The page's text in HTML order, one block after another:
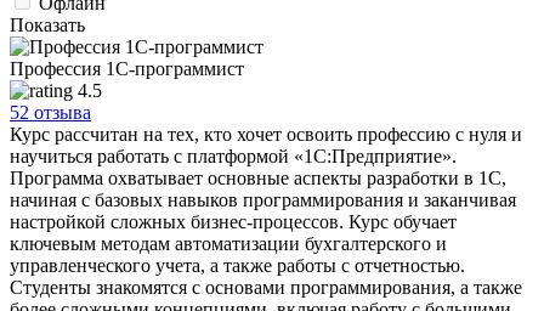
Показать
Профессия 1С-программист
4.5
52 отзыва
Курс рассчитан на тех, кто хочет освоить профессию с нуля и
научиться работать с платформой «1С:Предприятие».
Программа охватывает основные аспекты разработки в 1С,
начиная с базовых навыков программирования и заканчивая
настройкой сложных бизнес-процессов. Курс обучает
ключевым методам автоматизации бухгалтерского и
управленческого учета, а также работы с отчетностью.
Студенты знакомятся с основами программирования, а также